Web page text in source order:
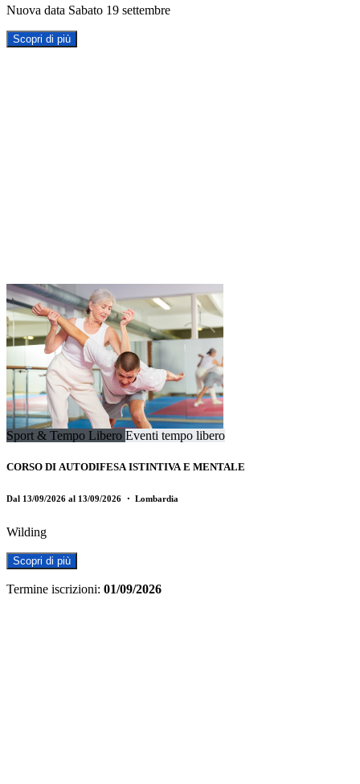
Nuova data Sabato 19 settembre
Scopri di più
Sport & Tempo Libero Eventi tempo libero
CORSO DI AUTODIFESA ISTINTIVA E MENTALE
Dal 13/09/2026 al 13/09/2026 ・ Lombardia
Wilding
Scopri di più
Termine iscrizioni: 01/09/2026